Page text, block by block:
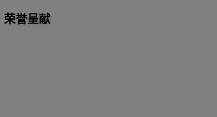
荣誉呈献